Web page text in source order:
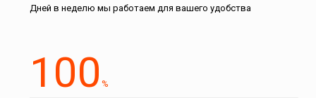
Дней в неделю мы работаем для вашего удобства
100 %